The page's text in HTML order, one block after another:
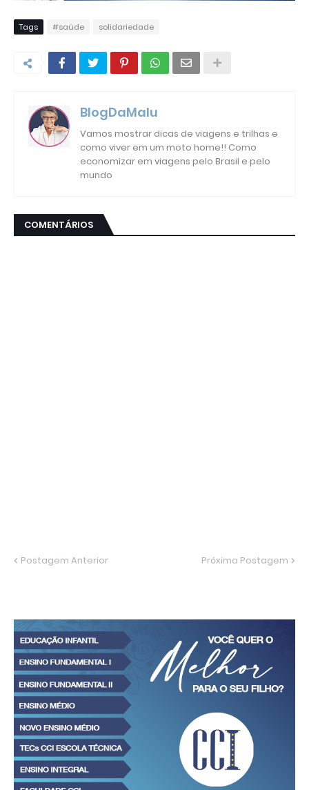
Tags #saúde solidariedade
BlogDaMalu
Vamos mostrar dicas de viagens e trilhas e
como viver em um moto home!! Como
economizar em viagens pelo Brasil e pelo
mundo
COMENTÁRIOS
Postagem Anterior Próxima Postagem